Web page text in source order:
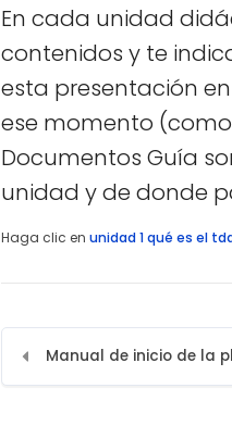
En cada unidad
contenidos y te
esta presentación
ese momento (como
Documentos Guía
unidad y de donde
Haga clic en unidad 1 qué es el